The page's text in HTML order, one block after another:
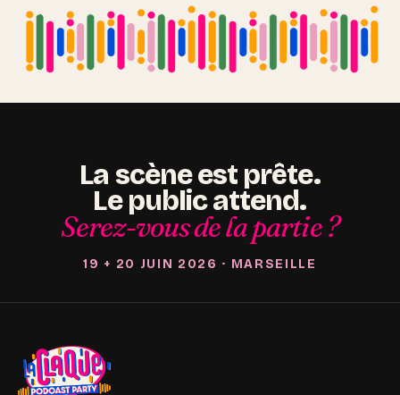
La scène est prête.
Le public attend.
Serez-vous de la partie ?
19 + 20 JUIN 2026 · MARSEILLE